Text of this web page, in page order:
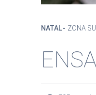
NATAL ZONA